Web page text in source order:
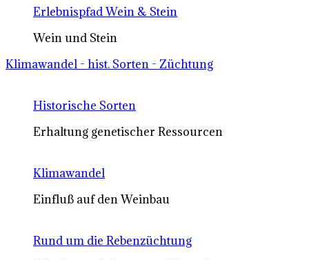
Erlebnispfad Wein & Stein
Wein und Stein
Klimawandel - hist. Sorten - Züchtung
Historische Sorten
Erhaltung genetischer Ressourcen
Klimawandel
Einfluß auf den Weinbau
Rund um die Rebenzüchtung